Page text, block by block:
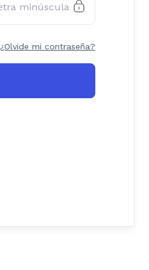
¿Olvide mi contraseña?